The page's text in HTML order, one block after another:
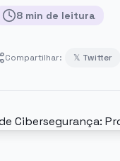
8 min de leitura
Compartilhar: 𝕏 Twitter